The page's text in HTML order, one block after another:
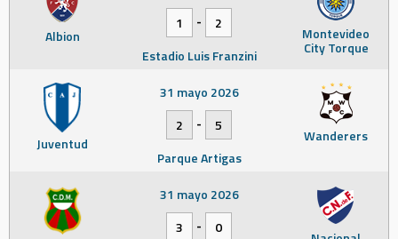
Albion Montevideo
City Torque
1
-
2
Estadio Luis Franzini
Juventud Wanderers
31 mayo 2026
2
-
5
Parque Artigas
31 mayo 2026
3
-
0